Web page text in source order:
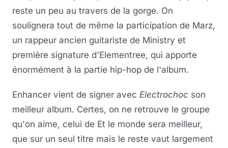
reste un peu au travers de la gorge. On
soulignera tout de même la participation de Marz,
un rappeur ancien guitariste de Ministry et
première signature d'Elementree, qui apporte
énormément à la partie hip-hop de l'album.
Enhancer vient de signer avec Electrochoc son
meilleur album. Certes, on ne retrouve le groupe
qu'on aime, celui de Et le monde sera meilleur,
que sur un seul titre mais le reste vaut largement